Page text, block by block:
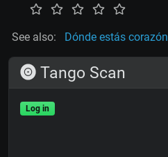
See also: Dónde estás corazón
Tango Scan
Log in